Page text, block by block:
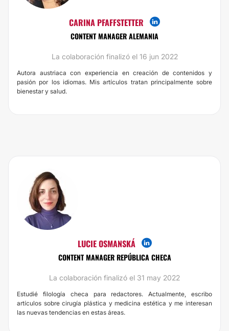
CARINA PFAFFSTETTER
CONTENT MANAGER ALEMANIA
La colaboración finalizó el 16 jun 2022
Autora austriaca con experiencia en creación de contenidos y
pasión por los idiomas. Mis artículos tratan principalmente sobre
bienestar y salud.
LUCIE OSMANSKÁ
CONTENT MANAGER REPÚBLICA CHECA
La colaboración finalizó el 31 may 2022
Estudié filología checa para redactores. Actualmente, escribo
artículos sobre cirugía plástica y medicina estética y me interesan
las nuevas tendencias en estas áreas.